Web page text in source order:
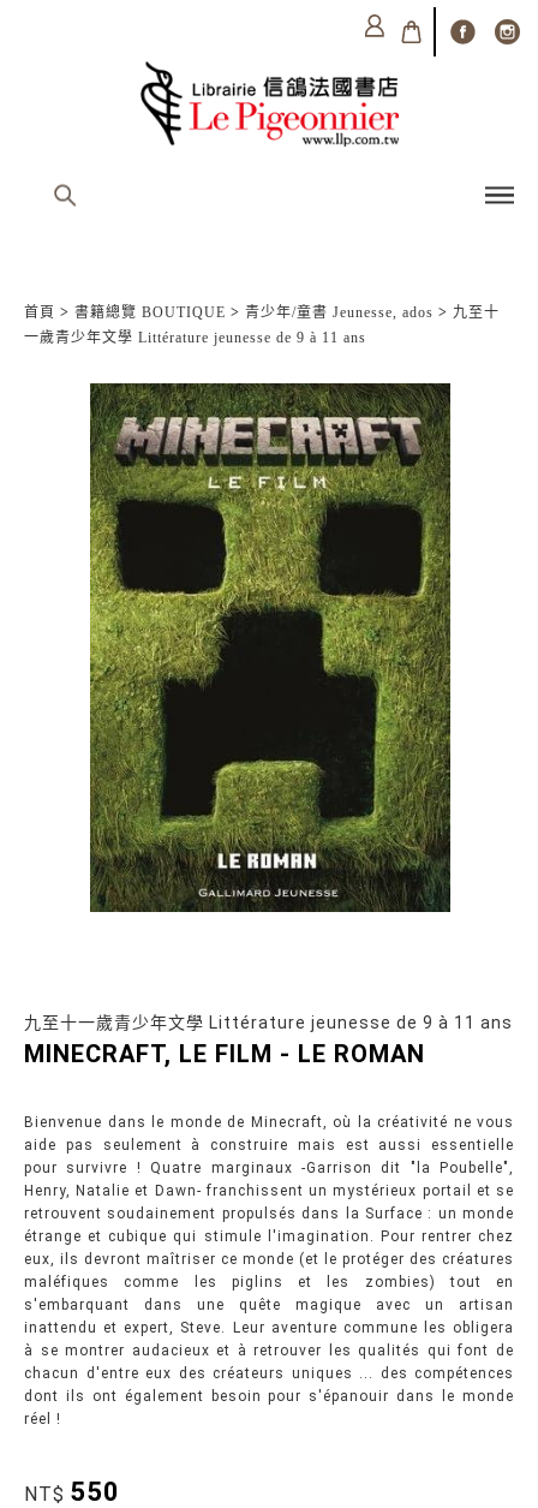
首頁 > 書籍總覽 BOUTIQUE > 青少年/童書 Jeunesse, ados > 九至十
一歲青少年文學 Littérature jeunesse de 9 à 11 ans
九至十一歲青少年文學 Littérature jeunesse de 9 à 11 ans
MINECRAFT, LE FILM - LE ROMAN
Bienvenue dans le monde de Minecraft, où la créativité ne vous
aide pas seulement à construire mais est aussi essentielle
pour survivre ! Quatre marginaux -Garrison dit "la Poubelle",
Henry, Natalie et Dawn- franchissent un mystérieux portail et se
retrouvent soudainement propulsés dans la Surface : un monde
étrange et cubique qui stimule l'imagination. Pour rentrer chez
eux, ils devront maîtriser ce monde (et le protéger des créatures
maléfiques comme les piglins et les zombies) tout en
s'embarquant dans une quête magique avec un artisan
inattendu et expert, Steve. Leur aventure commune les obligera
à se montrer audacieux et à retrouver les qualités qui font de
chacun d'entre eux des créateurs uniques ... des compétences
dont ils ont également besoin pour s'épanouir dans le monde
réel !
NT$ 550